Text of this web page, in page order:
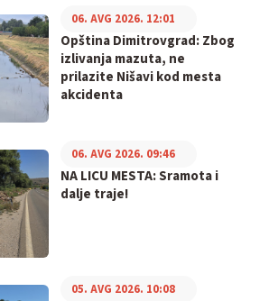
Opština Dimitrovgrad: Zbog
izlivanja mazuta, ne
prilazite Nišavi kod mesta
akcidenta
06. AVG 2026. 12:01
NA LICU MESTA: Sramota i
dalje traje!
06. AVG 2026. 09:46
05. AVG 2026. 10:08